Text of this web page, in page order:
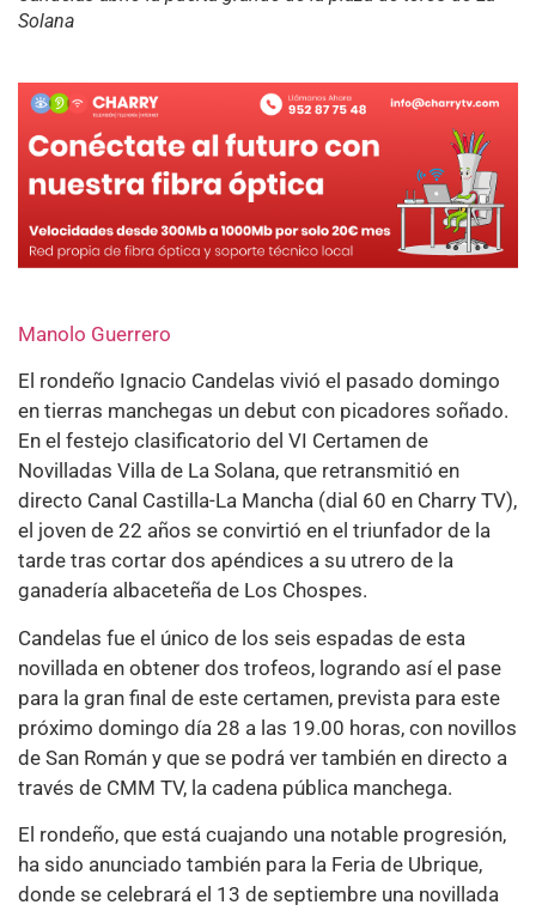
Solana
Manolo Guerrero
El rondeño Ignacio Candelas vivió el pasado domingo
en tierras manchegas un debut con picadores soñado.
En el festejo clasificatorio del VI Certamen de
Novilladas Villa de La Solana, que retransmitió en
directo Canal Castilla-La Mancha (dial 60 en Charry TV),
el joven de 22 años se convirtió en el triunfador de la
tarde tras cortar dos apéndices a su utrero de la
ganadería albaceteña de Los Chospes.
Candelas fue el único de los seis espadas de esta
novillada en obtener dos trofeos, logrando así el pase
para la gran final de este certamen, prevista para este
próximo domingo día 28 a las 19.00 horas, con novillos
de San Román y que se podrá ver también en directo a
través de CMM TV, la cadena pública manchega.
El rondeño, que está cuajando una notable progresión,
ha sido anunciado también para la Feria de Ubrique,
donde se celebrará el 13 de septiembre una novillada